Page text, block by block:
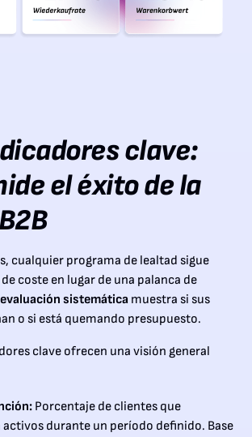
clave:
el éxito de la
cualquier programa de lealtad sigue
coste en lugar de una palanca de
sistemática muestra si sus
o si está quemando presupuesto.
clave ofrecen una visión general
Porcentaje de clientes que
activos durante un período definido. Base